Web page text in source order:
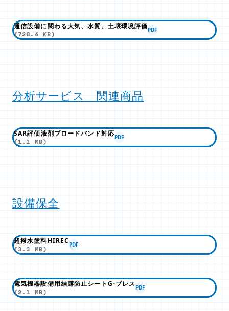
通信設備に関わる大気、水質、土壌環境評価
(728.6 KB)
PDF
分析サービス 関連商品
SAR評価液剤ブロードバンド対応
(1.1 MB)
PDF
設備保全
超撥水塗料HIREC
(3.3 MB)
PDF
電気機器設備用結露防止シートG-ブレス
(2.1 MB)
PDF